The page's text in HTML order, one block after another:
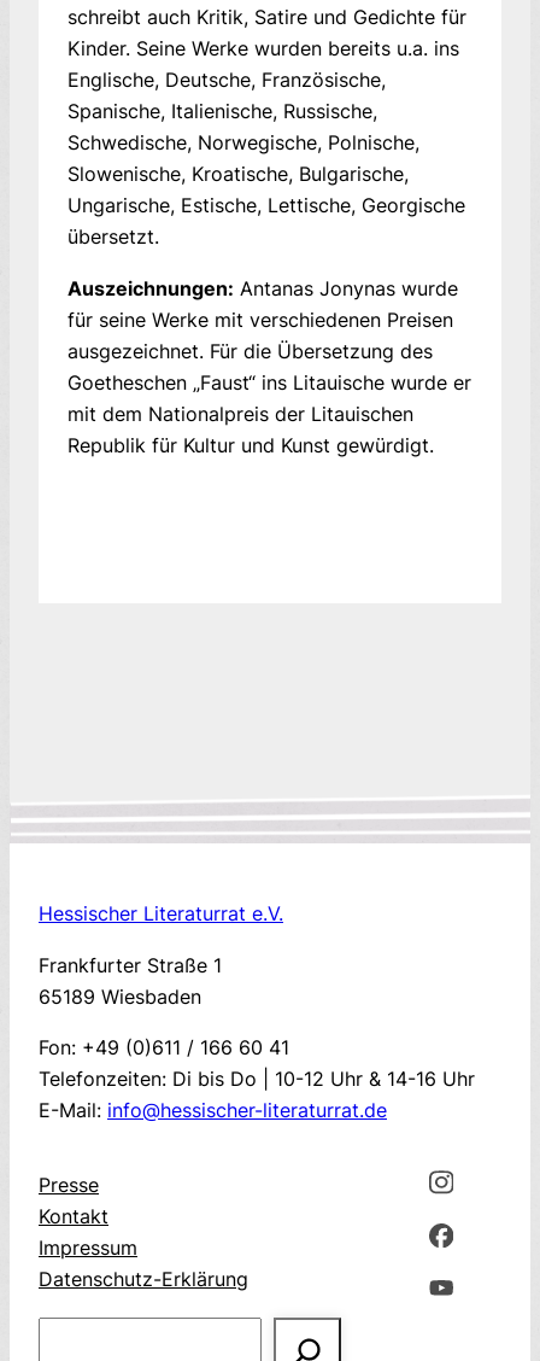
schreibt auch Kritik, Satire und Gedichte für
Kinder. Seine Werke wurden bereits u.a. ins
Englische, Deutsche, Französische,
Spanische, Italienische, Russische,
Schwedische, Norwegische, Polnische,
Slowenische, Kroatische, Bulgarische,
Ungarische, Estische, Lettische, Georgische
übersetzt.
Auszeichnungen: Antanas Jonynas wurde
für seine Werke mit verschiedenen Preisen
ausgezeichnet. Für die Übersetzung des
Goetheschen „Faust“ ins Litauische wurde er
mit dem Nationalpreis der Litauischen
Republik für Kultur und Kunst gewürdigt.
Hessischer Literaturrat e.V.
Frankfurter Straße 1
65189 Wiesbaden
Fon: +49 (0)611 / 166 60 41
Telefonzeiten: Di bis Do | 10-12 Uhr & 14-16 Uhr
E-Mail: info@hessischer-literaturrat.de
Presse
Kontakt
Impressum
Datenschutz-Erklärung